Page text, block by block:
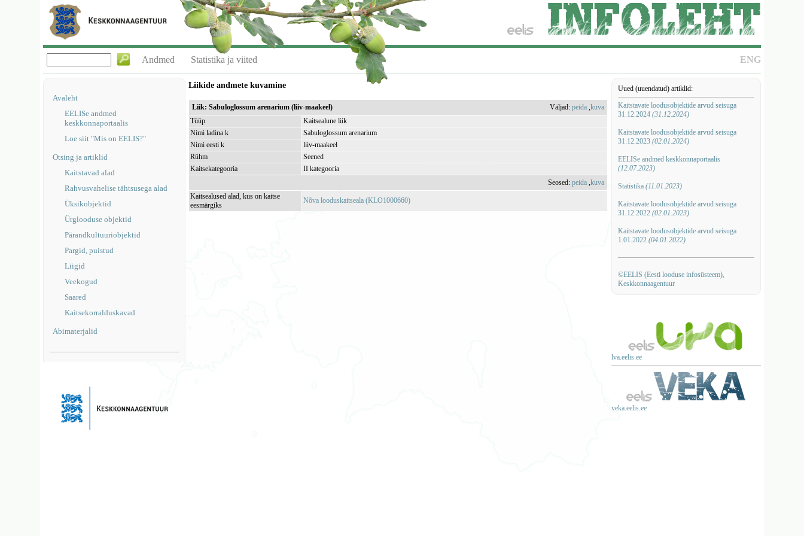
ENG
Andmed Statistika ja viited
Avaleht
EELISe andmed
keskkonnaportaalis
Loe siit "Mis on EELIS?"
Otsing ja artiklid
Kaitstavad alad
Rahvusvahelise tähtsusega alad
Üksikobjektid
Ürglooduse objektid
Pärandkultuuriobjektid
Pargid, puistud
Liigid
Veekogud
Saared
Kaitsekorralduskavad
Abimaterjalid
Uued (uuendatud) artiklid:
Kaitstavate loodusobjektide arvud seisuga
31.12.2024 (31.12.2024)
Kaitstavate loodusobjektide arvud seisuga
31.12.2023 (02.01.2024)
EELISe andmed keskkonnaportaalis
(12.07.2023)
Statistika (11.01.2023)
Kaitstavate loodusobjektide arvud seisuga
31.12.2022 (02.01.2023)
Kaitstavate loodusobjektide arvud seisuga
1.01.2022 (04.01.2022)
©EELIS (Eesti looduse infosüsteem),
Keskkonnaagentuur
lva.eelis.ee
veka.eelis.ee
Liikide andmete kuvamine
Liik: Sabuloglossum arenarium (liiv-maakeel) Väljad:peida ,kuva
Tüüp
Kaitsealune liik
Nimi ladina k
Sabuloglossum arenarium
Nimi eesti k
liiv-maakeel
Rühm
Seened
Kaitsekategooria
II kategooria
Seosed:peida ,kuva
Kaitsealused alad, kus on kaitse
eesmärgiks
Nõva looduskaitseala (KLO1000660)